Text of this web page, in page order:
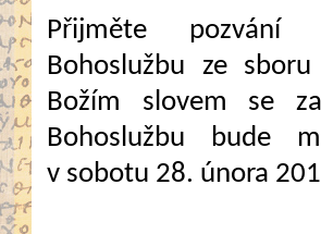
Přijměte
Bohoslužbu ze
Božím slovem se
Bohoslužbu bude
v sobotu 28. února